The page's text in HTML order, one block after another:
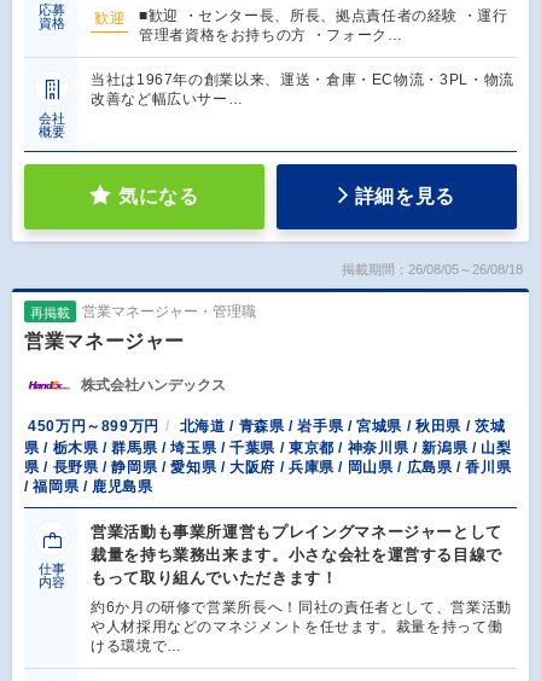
応募
資格
歓迎
■歓迎 ・センター長、所長、拠点責任者の経験 ・運行
管理者資格をお持ちの方 ・フォーク…
会社
概要
当社は1967年の創業以来、運送・倉庫・EC物流・3PL・物流
改善など幅広いサー…
気になる 詳細を見る
掲載期間：26/08/05～26/08/18
再掲載 営業マネージャー・管理職
営業マネージャー
株式会社ハンデックス
450万円～899万円
北海道 / 青森県 / 岩手県 / 宮城県 / 秋田県 / 茨城
県 / 栃木県 / 群馬県 / 埼玉県 / 千葉県 / 東京都 / 神奈川県 / 新潟県 / 山梨
県 / 長野県 / 静岡県 / 愛知県 / 大阪府 / 兵庫県 / 岡山県 / 広島県 / 香川県
/ 福岡県 / 鹿児島県
仕事
内容
営業活動も事業所運営もプレイングマネージャーとして
裁量を持ち業務出来ます。小さな会社を運営する目線で
もって取り組んでいただきます！
約6か月の研修で営業所長へ！同社の責任者として、営業活動
や人材採用などのマネジメントを任せます。裁量を持って働
ける環境で…